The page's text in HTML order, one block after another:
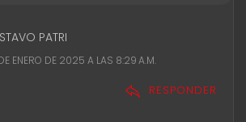
PATRI
ENERO DE 2025 A LAS 8:29 A.M.
RESPONDER